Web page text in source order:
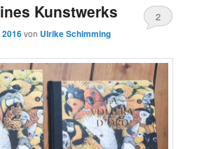
Kunstwerks
von Ulrike Schimming
2